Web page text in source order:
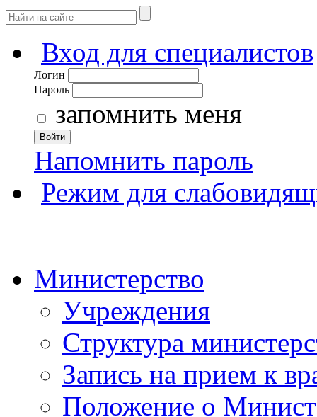
Вход для специалистов
Логин
Пароль
запомнить меня
Войти
Напомнить пароль
Режим для
Министерство
Учреждения
Структура
Запись на прием к
Положение о